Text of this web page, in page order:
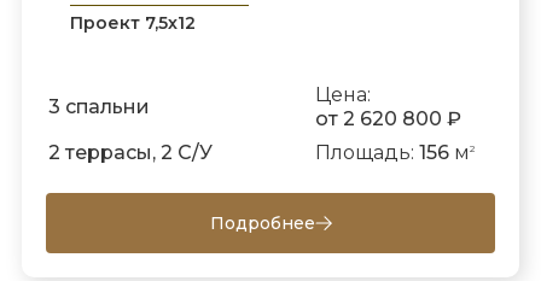
Проект 7,5х12
3 спальни
Цена:
от 2 620 800 ₽
2 террасы, 2 С/У
Площадь: 156м 2
Подробнее